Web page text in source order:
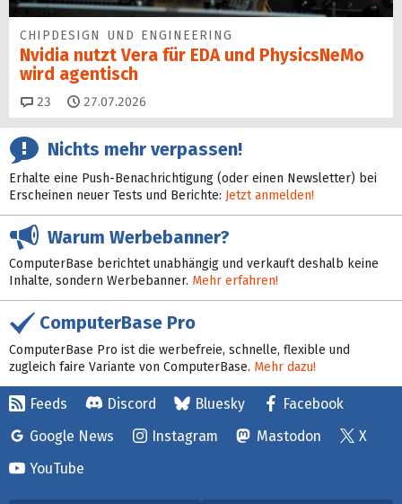
CHIPDESIGN UND ENGINEERING
Nvidia nutzt Vera für EDA und PhysicsNeMo
wird agentisch
23 Kommentare
27.07.2026
Nichts mehr verpassen!
Erhalte eine Push-Benachrichtigung (oder einen Newsletter) bei
Erscheinen neuer Tests und Berichte: Jetzt anmelden!
Warum Werbebanner?
ComputerBase berichtet unabhängig und verkauft deshalb keine
Inhalte, sondern Werbebanner. Mehr erfahren!
ComputerBase Pro
ComputerBase Pro ist die werbefreie, schnelle, flexible und
zugleich faire Variante von ComputerBase. Mehr dazu!
Feeds Discord Bluesky
Facebook
Google News
Instagram Mastodon
X
YouTube